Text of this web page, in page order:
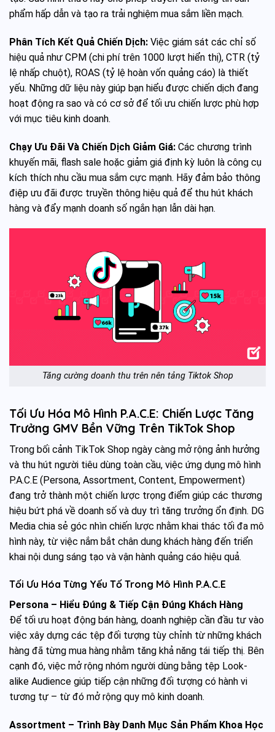
phẩm hấp dẫn và tạo ra trải nghiệm mua sắm liền mạch.
Phân Tích Kết Quả Chiến Dịch: Việc giám sát các chỉ số
hiệu quả như CPM (chi phí trên 1000 lượt hiển thị), CTR (tỷ
lệ nhấp chuột), ROAS (tỷ lệ hoàn vốn quảng cáo) là thiết
yếu. Những dữ liệu này giúp bạn hiểu được chiến dịch đang
hoạt động ra sao và có cơ sở để tối ưu chiến lược phù hợp
với mục tiêu kinh doanh.
Chạy Ưu Đãi Và Chiến Dịch Giảm Giá: Các chương trình
khuyến mãi, flash sale hoặc giảm giá định kỳ luôn là công cụ
kích thích nhu cầu mua sắm cực mạnh. Hãy đảm bảo thông
điệp ưu đãi được truyền thông hiệu quả để thu hút khách
hàng và đẩy mạnh doanh số ngắn hạn lẫn dài hạn.
Tăng cường doanh thu trên nên tảng Tiktok Shop
Tối Ưu Hóa Mô Hình P.A.C.E: Chiến Lược Tăng
Trưởng GMV Bền Vững Trên TikTok Shop
Trong bối cảnh TikTok Shop ngày càng mở rộng ảnh hưởng
và thu hút người tiêu dùng toàn cầu, việc ứng dụng mô hình
P.A.C.E (Persona, Assortment, Content, Empowerment)
đang trở thành một chiến lược trọng điểm giúp các thương
hiệu bứt phá về doanh số và duy trì tăng trưởng ổn định. DG
Media chia sẻ góc nhìn chiến lược nhằm khai thác tối đa mô
hình này, từ việc nắm bắt chân dung khách hàng đến triển
khai nội dung sáng tạo và vận hành quảng cáo hiệu quả.
Tối Ưu Hóa Từng Yếu Tố Trong Mô Hình P.A.C.E
Persona – Hiểu Đúng & Tiếp Cận Đúng Khách Hàng
Để tối ưu hoạt động bán hàng, doanh nghiệp cần đầu tư vào
việc xây dựng các tệp đối tượng tùy chỉnh từ những khách
hàng đã từng mua hàng nhằm tăng khả năng tái tiếp thị. Bên
cạnh đó, việc mở rộng nhóm người dùng bằng tệp Look-
alike Audience giúp tiếp cận những đối tượng có hành vi
tương tự – từ đó mở rộng quy mô kinh doanh.
Assortment – Trình Bày Danh Mục Sản Phẩm Khoa Học